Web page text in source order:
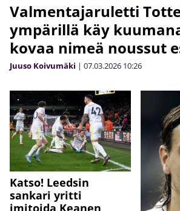
Valmentajaruletti
ympärillä käy
kovaa nimeä noussut
Juuso Koivumäki | 07.03.2026 10:26
Katso! Leedsin
sankari yritti
imitoida Keanen